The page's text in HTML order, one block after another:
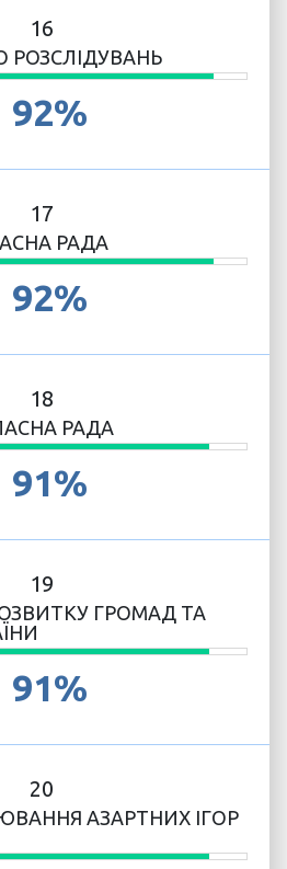
16
92%
17
РАДА
92%
18
РАДА
91%
19
ГРОМАД ТА
91%
20
АЗАРТНИХ ІГОР